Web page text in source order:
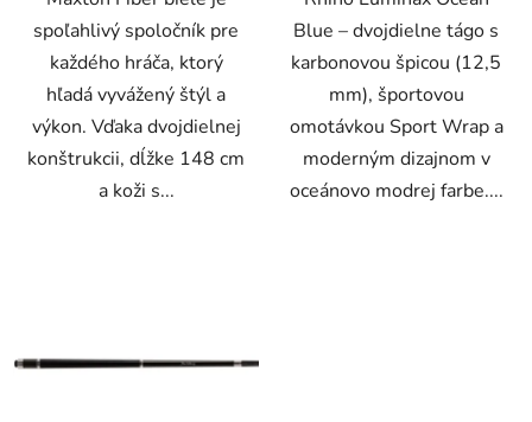
spoľahlivý spoločník pre
každého hráča, ktorý
hľadá vyvážený štýl a
výkon. Vďaka dvojdielnej
konštrukcii, dĺžke 148 cm
a koži s...
Blue – dvojdielne tágo s
karbonovou špicou (12,5
mm), športovou
omotávkou Sport Wrap a
moderným dizajnom v
oceánovo modrej farbe....